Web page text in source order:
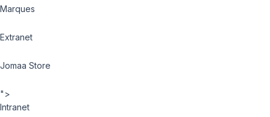
Marques
Extranet
Jomaa Store
">
Intranet